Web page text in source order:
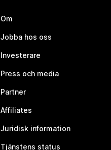
Om
Jobba hos oss
Investerare
Press och media
Partner
Affiliates
Juridisk information
Tjänstens status